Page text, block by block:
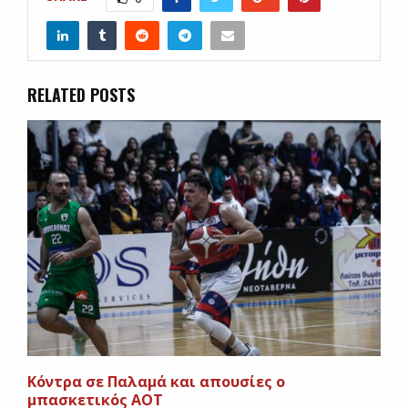
RELATED POSTS
Κόντρα σε Παλαμά και απουσίες ο
μπασκετικός ΑΟΤ